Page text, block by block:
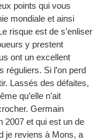
points qui vous
mondiale et ainsi
risque est de s’enliser
y prestent
ont un excellent
réguliers. Si l’on perd
Lassés des défaites,
qu’elle n’ait
Germain
2007 et qui est un de
je reviens à Mons, a